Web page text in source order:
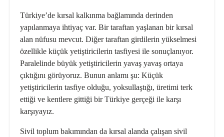
Türkiye’de kırsal kalkınma bağlamında derinden
yapılanmaya ihtiyaç var. Bir taraftan yaşlanan bir kırsal
alan nüfusu mevcut. Diğer taraftan girdilerin yükselmesi
özellikle küçük yetiştiricilerin tasfiyesi ile sonuçlanıyor.
Paralelinde büyük yetiştiricilerin yavaş yavaş ortaya
çıktığını görüyoruz. Bunun anlamı şu: Küçük
yetiştiricilerin tasfiye olduğu, yoksullaştığı, üretimi terk
ettiği ve kentlere gittiği bir Türkiye gerçeği ile karşı
karşıyayız.
Sivil toplum bakımından da kırsal alanda çalışan sivil